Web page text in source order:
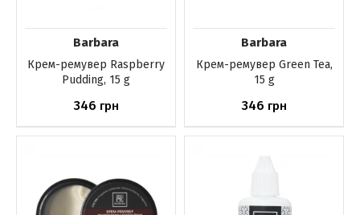
Barbara
Крем-ремувер Raspberry
Pudding, 15 g
346 грн
Barbara
Крем-ремувер Green Tea,
15 g
346 грн